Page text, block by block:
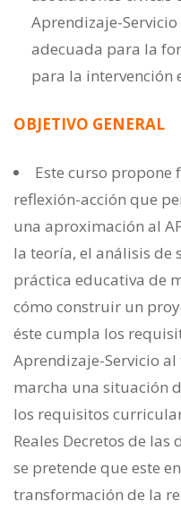
Aprendizaje-
adecuada para la
para la intervención
OBJETIVO GENERAL
Este curso propone
reflexión-acción que
una aproximación al
la teoría, el análisis
práctica educativa de
cómo construir un
éste cumpla los
Aprendizaje-Servicio
marcha una situación
los requisitos
Reales Decretos de
se pretende que este
transformación de la